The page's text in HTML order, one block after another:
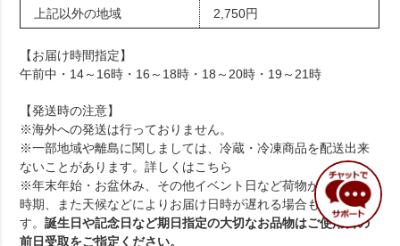
上記以外の地域
2,750円
【お届け時間指定】
午前中・14～16時・16～18時・18～20時・19～21時
【発送時の注意】
※海外への発送は行っておりません。
※一部地域や離島に関しましては、冷蔵・冷凍商品を配送出来
ないことがあります。詳しくはこちら
※年末年始・お盆休み、その他イベント日など荷物が集中する
時期、また天候などによりお届け日時が遅れる場合もございま
す。誕生日や記念日など期日指定の大切なお品物はご使用日の
前日受取をご指定ください。